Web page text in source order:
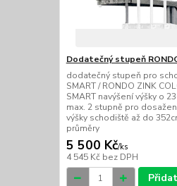
Dodatečný stupeň
dodatečný stupeň pro
SMART / RONDO ZINK
SMART navýšení výšky o
max. 2 stupně pro
výšky schodiště až do
průměry
5 500 Kč/ks
4 545 Kč bez DPH